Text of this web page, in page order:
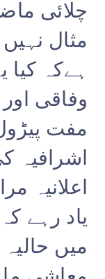
چلائی
مثال
ہےکہ کیا
وفاقی
مفت
اشرافیہ
اعلانیہ
یاد رہے
میں